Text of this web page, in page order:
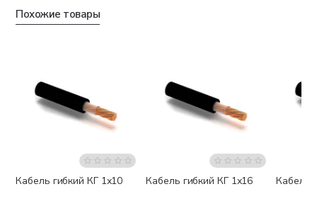
Похожие товары
Бестселлер
Кабель гибкий КГ 1х10 Кабель гибкий КГ 1х16 Кабель